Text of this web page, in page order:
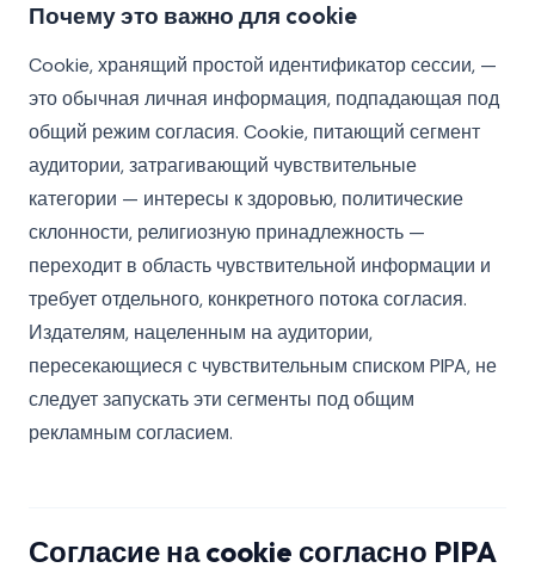
Почему это важно для cookie
Cookie, хранящий простой идентификатор сессии, —
это обычная личная информация, подпадающая под
общий режим согласия. Cookie, питающий сегмент
аудитории, затрагивающий чувствительные
категории — интересы к здоровью, политические
склонности, религиозную принадлежность —
переходит в область чувствительной информации и
требует отдельного, конкретного потока согласия.
Издателям, нацеленным на аудитории,
пересекающиеся с чувствительным списком PIPA, не
следует запускать эти сегменты под общим
рекламным согласием.
Согласие на cookie согласно PIPA